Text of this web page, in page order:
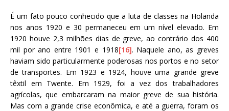
É um fato pouco conhecido que a luta de classes na Holanda
nos anos 1920 e 30 permaneceu em um nível elevado. Em
1920 houve 2,3 milhões dias de greve, ao contrário dos 400
mil por ano entre 1901 e 1918[16]. Naquele ano, as greves
haviam sido particularmente poderosas nos portos e no setor
de transportes. Em 1923 e 1924, houve uma grande greve
têxtil em Twente. Em 1929, foi a vez dos trabalhadores
agrícolas, que embarcaram na maior greve de sua história.
Mas com a grande crise econômica, e até a guerra, foram os